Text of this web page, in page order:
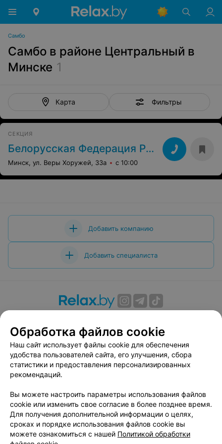
Самбо
Самбо в районе Центральный в
Минске 1
Карта Фильтры
СЕКЦИЯ
Белорусская Федерация Русского Боевого Искусства
Минск, ул. Веры Хоружей, 33а с 10:00
Добавить компанию
Добавить специалиста
Вакансии
Публичный договор
Способы оплаты
Публичный договор по использованию сервиса
«Афиша»
Пользовательское соглашение
Связаться по вопросам сотрудничества
Написать руководителю relax.by
Персональные настройки cookie
Обработка персональных данных
Обработка файлов cookie
Наш сайт использует файлы cookie для обеспечения
удобства пользователей сайта, его улучшения, сбора
статистики и предоставления персонализированных
рекомендаций.
Вы можете настроить параметры использования файлов
cookie или изменить свое согласие в более позднее время.
Для получения дополнительной информации о целях,
сроках и порядке использования файлов cookie вы
можете ознакомиться с нашей Политикой обработки